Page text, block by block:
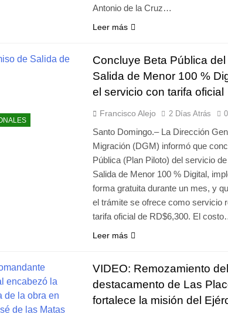
Antonio de la Cruz…
Leer más
Concluye Beta Pública
Salida de Menor 100 %
el servicio con tarifa oficial
Francisco Alejo 2 Días Atrás 0
Santo Domingo.– La Dirección
Migración (DGM) informó que
Pública (Plan Piloto) del servicio
Salida de Menor 100 % Digital,
forma gratuita durante un mes, y
el trámite se ofrece como servicio
tarifa oficial de RD$6,300. El
Leer más
VIDEO: Remozamiento del
destacamento de Las
fortalece la misión del